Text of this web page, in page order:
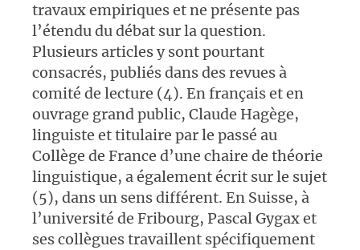
travaux empiriques et ne présente pas
l’étendu du débat sur la question.
Plusieurs articles y sont pourtant
consacrés, publiés dans des revues à
comité de lecture (4). En français et en
ouvrage grand public, Claude Hagège,
linguiste et titulaire par le passé au
Collège de France d’une chaire de théorie
linguistique, a également écrit sur le sujet
(5), dans un sens différent. En Suisse, à
l’université de Fribourg, Pascal Gygax et
ses collègues travaillent spécifiquement